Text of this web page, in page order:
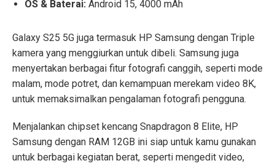
OS & Baterai: Android 15, 4000 mAh
Galaxy S25 5G juga termasuk HP Samsung dengan Triple
kamera yang menggiurkan untuk dibeli. Samsung juga
menyertakan berbagai fitur fotografi canggih, seperti mode
malam, mode potret, dan kemampuan merekam video 8K,
untuk memaksimalkan pengalaman fotografi pengguna.
Menjalankan chipset kencang Snapdragon 8 Elite, HP
Samsung dengan RAM 12GB ini siap untuk kamu gunakan
untuk berbagai kegiatan berat, seperti mengedit video,